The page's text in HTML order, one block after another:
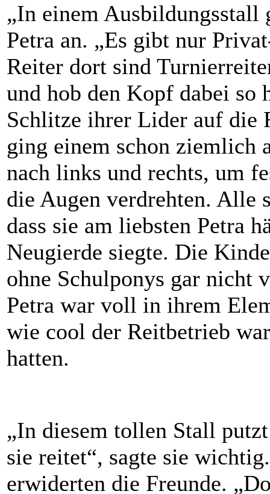
„In einem Ausbildungsstall
Petra an. „Es gibt nur
Reiter dort sind
und hob den Kopf dabei so
Schlitze ihrer Lider auf die
ging einem schon ziemlich
nach links und rechts, um
die Augen verdrehten. Alle
dass sie am liebsten Petra
Neugierde siegte. Die
ohne Schulponys gar nicht
Petra war voll in ihrem
wie cool der Reitbetrieb
hatten.
„In diesem tollen Stall
sie reitet“, sagte sie
erwiderten die Freunde.